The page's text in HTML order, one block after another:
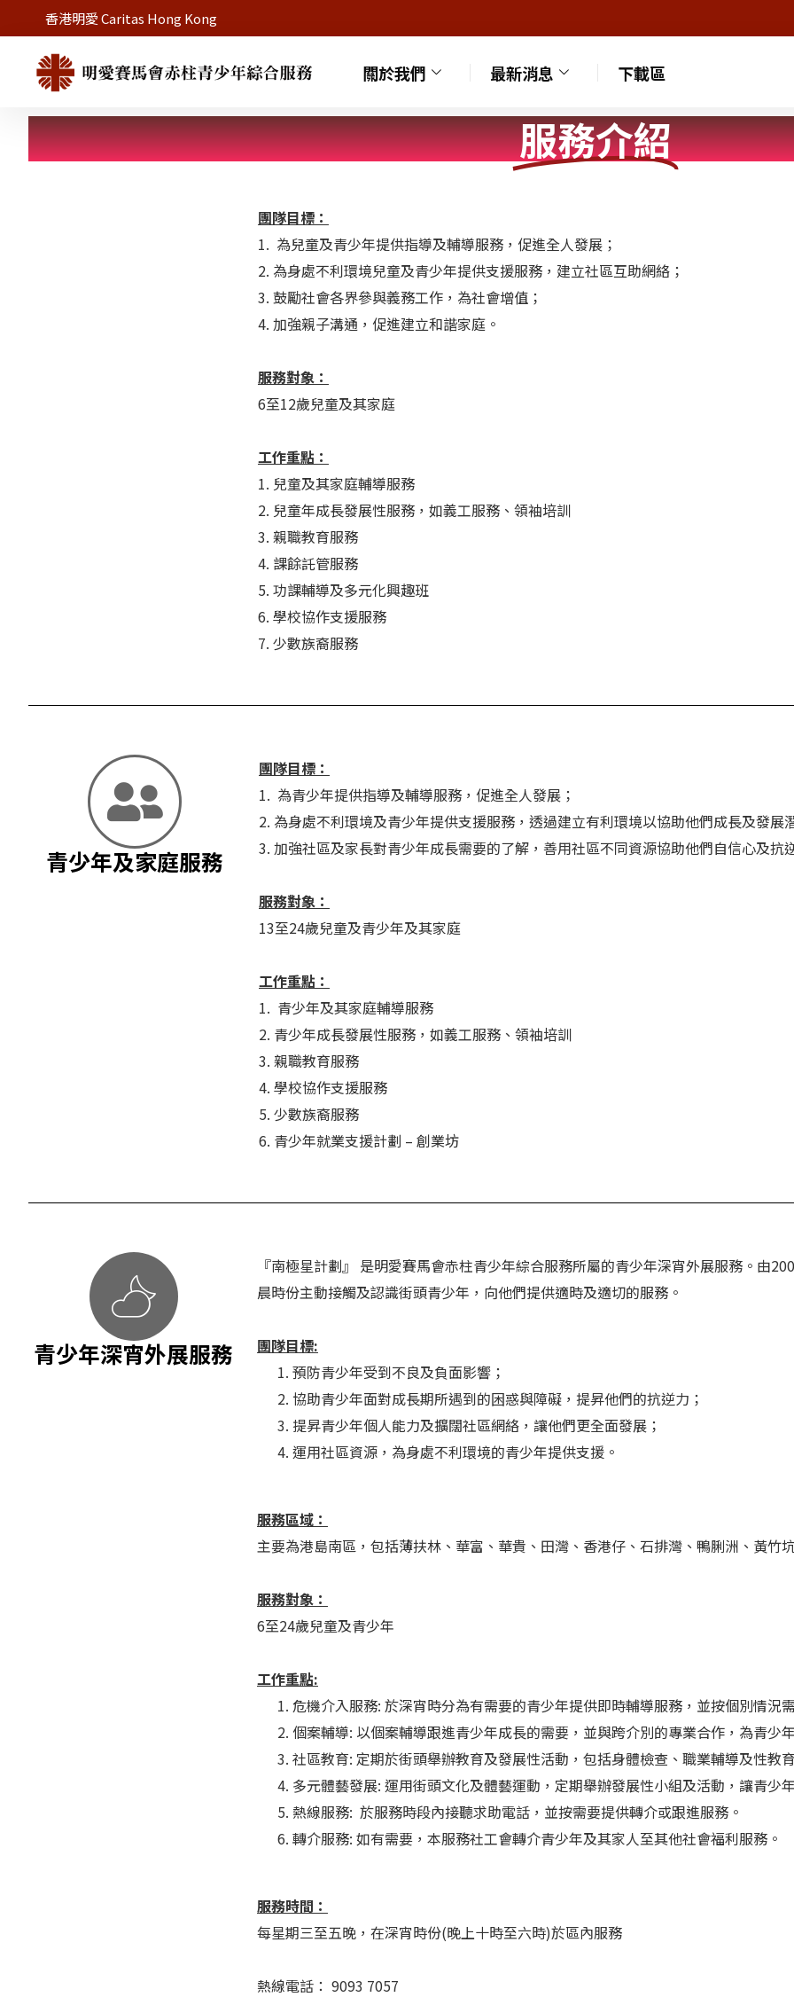
香港明愛 Caritas Hong Kong
關於我們 最新消息 下載區
服務介紹
團隊目標：
1. 為兒童及青少年提供指導及輔導服務，促進全人發展；
2. 為身處不利環境兒童及青少年提供支援服務，建立社區互助網絡；
3. 鼓勵社會各界參與義務工作，為社會增值；
4. 加強親子溝通，促進建立和諧家庭。
服務對象：
6至12歲兒童及其家庭
工作重點：
1. 兒童及其家庭輔導服務
2. 兒童年成長發展性服務，如義工服務、領袖培訓
3. 親職教育服務
4. 課餘託管服務
5. 功課輔導及多元化興趣班
6. 學校協作支援服務
7. 少數族裔服務
青少年及家庭服務
團隊目標：
1. 為青少年提供指導及輔導服務，促進全人發展；
2. 為身處不利環境及青少年提供支援服務，透過建立有利環境以協助他們成長及發展
3. 加強社區及家長對青少年成長需要的了解，善用社區不同資源協助他們自信心及抗
服務對象：
13至24歲兒童及青少年及其家庭
工作重點：
1. 青少年及其家庭輔導服務
2. 青少年成長發展性服務，如義工服務、領袖培訓
3. 親職教育服務
4. 學校協作支援服務
5. 少數族裔服務
6. 青少年就業支援計劃 – 創業坊
青少年深宵外展服務
『南極星計劃』 是明愛賽馬會赤柱青少年綜合服務所屬的青少年深宵外展服務。由
晨時份主動接觸及認識街頭青少年，向他們提供適時及適切的服務。
團隊目標:
預防青少年受到不良及負面影響；
協助青少年面對成長期所遇到的困惑與障礙，提昇他們的抗逆力；
提昇青少年個人能力及擴闊社區網絡，讓他們更全面發展；
運用社區資源，為身處不利環境的青少年提供支援。
服務區域：
主要為港島南區，包括薄扶林、華富、華貴、田灣、香港仔、石排灣、鴨脷洲、黃竹
服務對象：
6至24歲兒童及青少年
工作重點:
危機介入服務: 於深宵時分為有需要的青少年提供即時輔導服務，並按個別情況
個案輔導: 以個案輔導跟進青少年成長的需要，並與跨介別的專業合作，為青少
社區教育: 定期於街頭舉辦教育及發展性活動，包括身體檢查、職業輔導及性教
多元體藝發展: 運用街頭文化及體藝運動，定期舉辦發展性小組及活動，讓青少
熱線服務: 於服務時段內接聽求助電話，並按需要提供轉介或跟進服務。
轉介服務: 如有需要，本服務社工會轉介青少年及其家人至其他社會福利服務。
服務時間：
每星期三至五晚，在深宵時份(晚上十時至六時)於區內服務
熱線電話： 9093 7057